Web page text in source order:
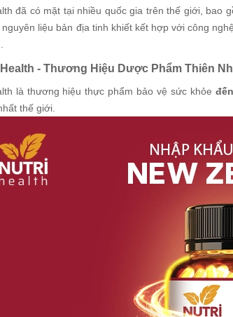
đã có mặt tại nhiều quốc gia trên thế giới, bao
liệu bản địa tinh khiết kết hợp với công
- Thương Hiệu Dược Phẩm Thiên
là thương hiệu thực phẩm bảo vệ sức khỏe
thế giới.